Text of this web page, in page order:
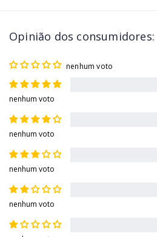
Opinião dos consumidores:
nenhum voto
nenhum voto
nenhum voto
nenhum voto
nenhum voto